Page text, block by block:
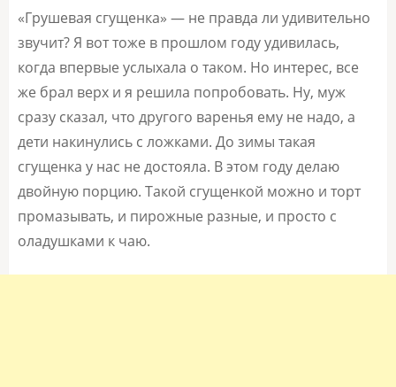
«Грушевая сгущенка» — не правда ли удивительно
звучит? Я вот тоже в прошлом году удивилась,
когда впервые услыхала о таком. Но интерес, все
же брал верх и я решила попробовать. Ну, муж
сразу сказал, что другого варенья ему не надо, а
дети накинулись с ложками. До зимы такая
сгущенка у нас не достояла. В этом году делаю
двойную порцию. Такой сгущенкой можно и торт
промазывать, и пирожные разные, и просто с
оладушками к чаю.